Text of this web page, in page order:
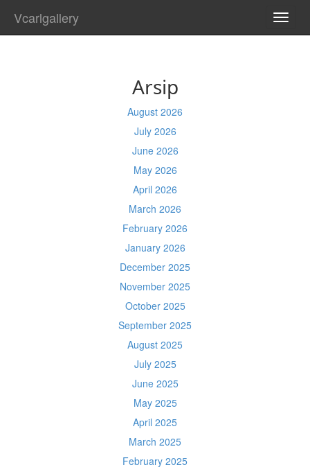
Vcarlgallery
Arsip
August 2026
July 2026
June 2026
May 2026
April 2026
March 2026
February 2026
January 2026
December 2025
November 2025
October 2025
September 2025
August 2025
July 2025
June 2025
May 2025
April 2025
March 2025
February 2025